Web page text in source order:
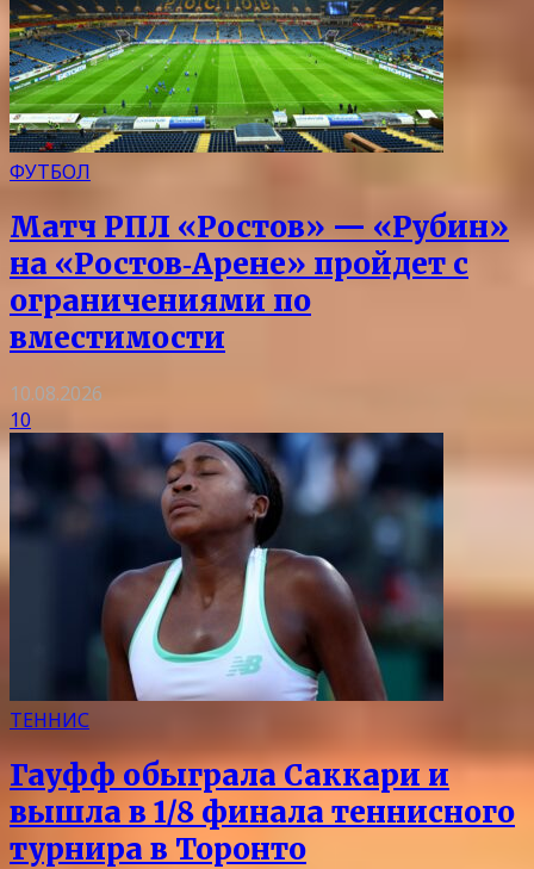
ФУТБОЛ
Матч РПЛ «Ростов» — «Рубин»
на «Ростов‑Арене» пройдет с
ограничениями по
вместимости
10.08.2026
10
ТЕННИС
Гауфф обыграла Саккари и
вышла в 1/8 финала теннисного
турнира в Торонто